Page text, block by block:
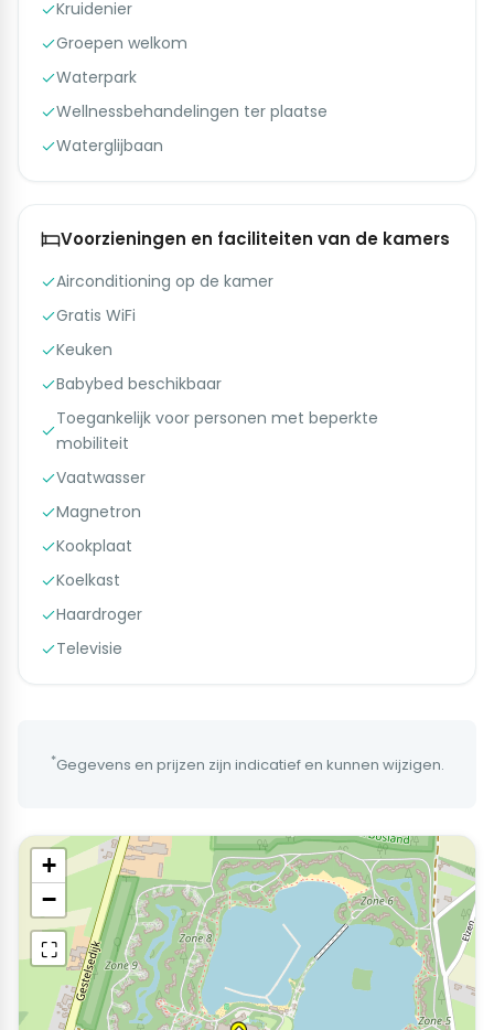
Kruidenier
Groepen welkom
Waterpark
Wellnessbehandelingen ter plaatse
Waterglijbaan
Voorzieningen en faciliteiten van de kamers
Airconditioning op de kamer
Gratis WiFi
Keuken
Babybed beschikbaar
Toegankelijk voor personen met beperkte
mobiliteit
Vaatwasser
Magnetron
Kookplaat
Koelkast
Haardroger
Televisie
*Gegevens en prijzen zijn indicatief en kunnen wijzigen.
+
−
⛶